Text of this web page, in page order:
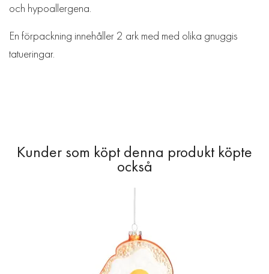
och hypoallergena.
En förpackning innehåller 2 ark med med olika gnuggis
tatueringar.